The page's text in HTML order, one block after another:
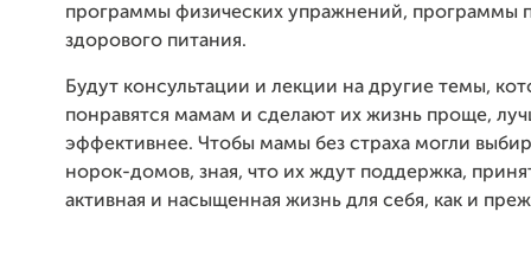
программы физических упражнений, программы
здорового питания.
Будут консультации и лекции на другие темы,
понравятся мамам и сделают их жизнь проще,
эффективнее. Чтобы мамы без страха могли
норок-домов, зная, что их ждут поддержка,
активная и насыщенная жизнь для себя, как и